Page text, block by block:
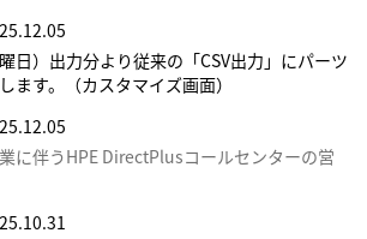
日）出力分より従来の「CSV出力」にパーツ
ます。（カスタマイズ画面）
に伴うHPE DirectPlusコールセンターの営